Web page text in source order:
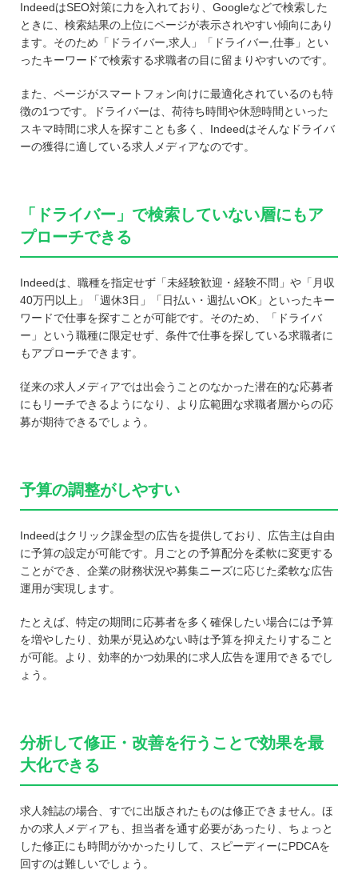
IndeedはSEO対策に力を入れており、Googleなどで検索した
ときに、検索結果の上位にページが表示されやすい傾向にあり
ます。そのため「ドライバー,求人」「ドライバー,仕事」とい
ったキーワードで検索する求職者の目に留まりやすいのです。
また、ページがスマートフォン向けに最適化されているのも特
徴の1つです。ドライバーは、荷待ち時間や休憩時間といった
スキマ時間に求人を探すことも多く、Indeedはそんなドライバ
ーの獲得に適している求人メディアなのです。
「ドライバー」で検索していない層にもア
プローチできる
Indeedは、職種を指定せず「未経験歓迎・経験不問」や「月収
40万円以上」「週休3日」「日払い・週払いOK」といったキー
ワードで仕事を探すことが可能です。そのため、「ドライバ
ー」という職種に限定せず、条件で仕事を探している求職者に
もアプローチできます。
従来の求人メディアでは出会うことのなかった潜在的な応募者
にもリーチできるようになり、より広範囲な求職者層からの応
募が期待できるでしょう。
予算の調整がしやすい
Indeedはクリック課金型の広告を提供しており、広告主は自由
に予算の設定が可能です。月ごとの予算配分を柔軟に変更する
ことができ、企業の財務状況や募集ニーズに応じた柔軟な広告
運用が実現します。
たとえば、特定の期間に応募者を多く確保したい場合には予算
を増やしたり、効果が見込めない時は予算を抑えたりすること
が可能。より、効率的かつ効果的に求人広告を運用できるでし
ょう。
分析して修正・改善を行うことで効果を最
大化できる
求人雑誌の場合、すでに出版されたものは修正できません。ほ
かの求人メディアも、担当者を通す必要があったり、ちょっと
した修正にも時間がかかったりして、スピーディーにPDCAを
回すのは難しいでしょう。